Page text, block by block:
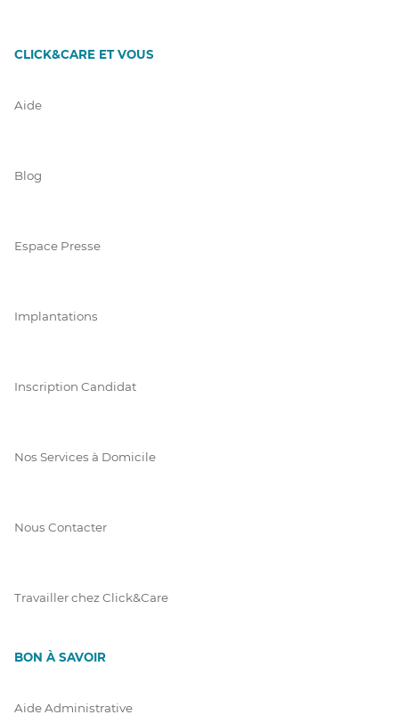
CLICK&CARE ET VOUS
Aide
Blog
Espace Presse
Implantations
Inscription Candidat
Nos Services à Domicile
Nous Contacter
Travailler chez Click&Care
BON À SAVOIR
Aide Administrative